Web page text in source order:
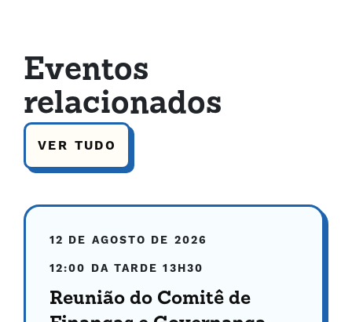
Eventos
relacionados
VER TUDO
12 DE AGOSTO DE 2026
12:00 DA TARDE 13H30
Reunião do Comitê de